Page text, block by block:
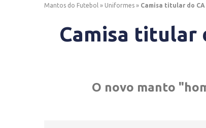
Mantos do Futebol » Uniformes » Camisa titular do
Camisa titular
O novo manto